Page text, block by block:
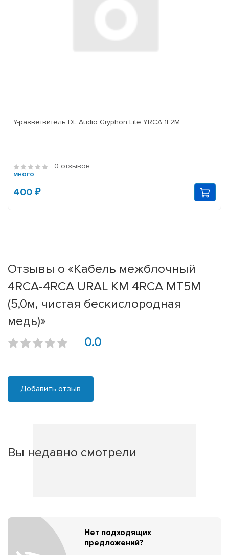
Y-разветвитель DL Audio Gryphon Lite YRCA 1F2M
0 отзывов
много
400 ₽
Отзывы о «Кабель межблочный
4RCA-4RCA URAL КМ 4RCA МТ5М
(5,0м, чистая бескислородная
медь)»
0.0
Добавить отзыв
Вы недавно смотрели
Нет подходящих
предложений?